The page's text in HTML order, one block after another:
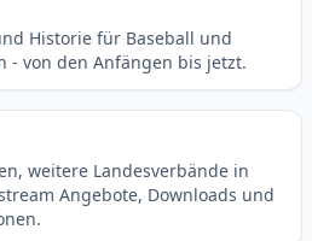
Historie für Baseball und
- von den Anfängen bis jetzt.
weitere Landesverbände in
Angebote, Downloads und